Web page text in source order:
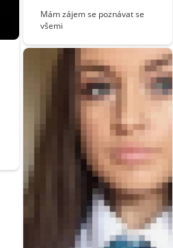
Mám zájem se poznávat se
všemi